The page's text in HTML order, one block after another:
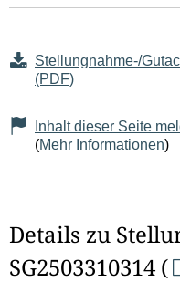
Stellungnahme-/
(PDF)
Inhalt dieser Seite
(Mehr Informationen)
Details zu
SG2503310314 (